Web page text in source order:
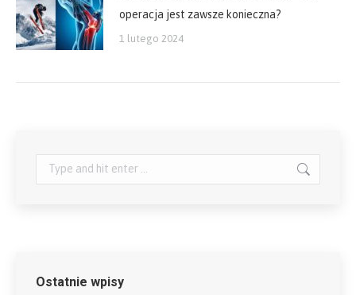
operacja jest zawsze konieczna?
1 lutego 2024
Search:
Ostatnie wpisy